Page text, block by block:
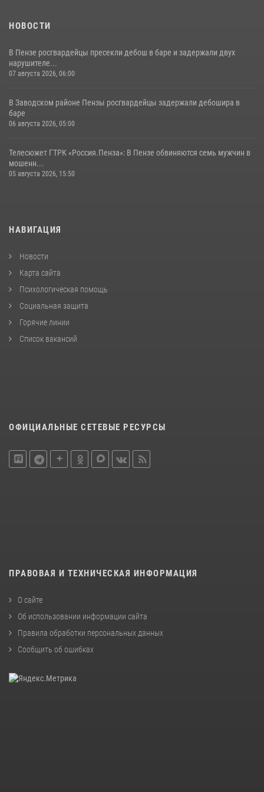
НОВОСТИ
В Пензе росгвардейцы пресекли дебош в баре и задержали двух
нарушителе...
07 августа 2026, 06:00
В Заводском районе Пензы росгвардейцы задержали дебошира в
баре
06 августа 2026, 05:00
Телесюжет ГТРК «Россия.Пенза»: В Пензе обвиняются семь мужчин в
мошенн...
05 августа 2026, 15:50
НАВИГАЦИЯ
Новости
Карта сайта
Психологическая помощь
Социальная защита
Горячие линии
Список вакансий
ОФИЦИАЛЬНЫЕ СЕТЕВЫЕ РЕСУРСЫ
ПРАВОВАЯ И ТЕХНИЧЕСКАЯ ИНФОРМАЦИЯ
О сайте
Об использовании информации сайта
Правила обработки персональных данных
Сообщить об ошибках